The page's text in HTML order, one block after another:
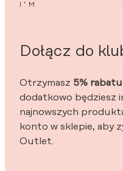
I’M
Dołącz do
Otrzymasz 5% rabatu
dodatkowo będziesz
najnowszych
konto w sklepie, aby
Outlet.